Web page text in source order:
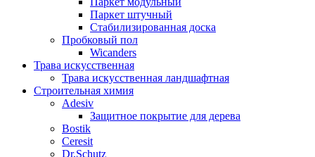
Паркет штучный
Стабилизированная доска
Пробковый пол
Wicanders
Трава искусственная
Трава искусственная ландшафтная
Строительная химия
Adesiv
Защитное покрытие для дерева
Bostik
Ceresit
Dr.Schutz